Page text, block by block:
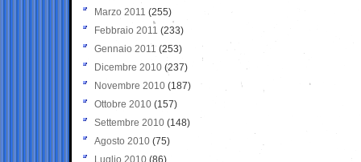
Marzo 2011 (255)
Febbraio 2011 (233)
Gennaio 2011 (253)
Dicembre 2010 (237)
Novembre 2010 (187)
Ottobre 2010 (157)
Settembre 2010 (148)
Agosto 2010 (75)
Luglio 2010 (86)